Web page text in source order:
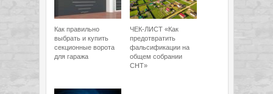
Как правильно
выбрать и купить
секционные ворота
для гаража
ЧЕК-ЛИСТ «Как
предотвратить
фальсификации на
общем собрании
СНТ»